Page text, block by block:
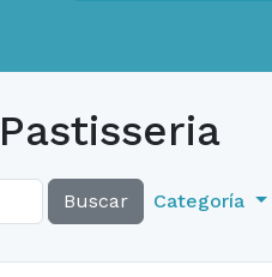
Pastisseria
Buscar Categoría